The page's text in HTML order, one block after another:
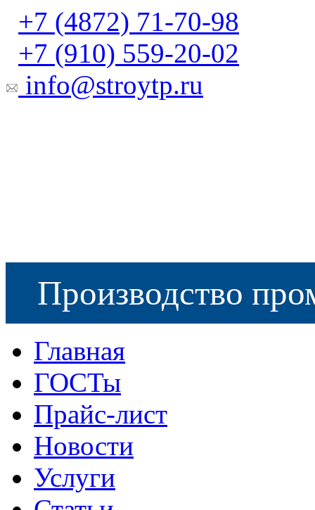
+7 (4872) 71-70-98
+7 (910) 559-20-02
info@stroytp.ru
Производство
Главная
ГОСТы
Прайс-лист
Новости
Услуги